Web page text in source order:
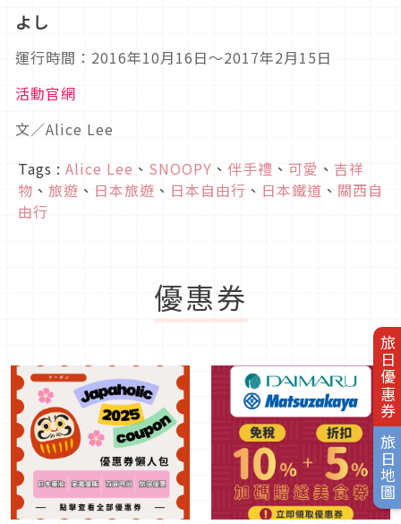
旅日優惠券
旅日地圖
よし
運行時間：2016年10月16日〜2017年2月15日
活動官網
文／Alice Lee
Tags : Alice Lee 、 SNOOPY 、 伴手禮 、 可愛 、 吉祥
物 、 旅遊 、 日本旅遊 、 日本自由行 、 日本鐵道 、 關西自
由行
優惠券